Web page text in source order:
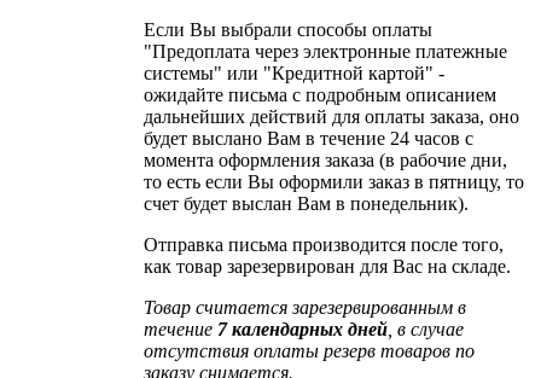
Если Вы выбрали способы оплаты
"Предоплата через электронные платежные
системы" или "Кредитной картой" -
ожидайте письма с подробным описанием
дальнейших действий для оплаты заказа, оно
будет выслано Вам в течение 24 часов с
момента оформления заказа (в рабочие дни,
то есть если Вы оформили заказ в пятницу, то
счет будет выслан Вам в понедельник).
Отправка письма производится после того,
как товар зарезервирован для Вас на складе.
Товар считается зарезервированным в
течение 7 календарных дней , в случае
отсутствия оплаты резерв товаров по
заказу снимается.